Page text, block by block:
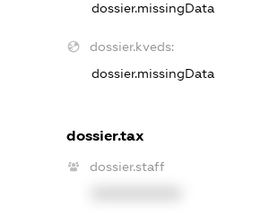
dossier.missingData
dossier.kveds:
dossier.missingData
dossier.tax
dossier.staff